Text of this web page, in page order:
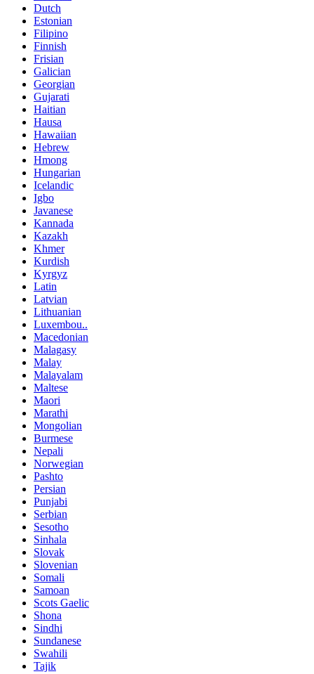
Dutch
Estonian
Filipino
Finnish
Frisian
Galician
Georgian
Gujarati
Haitian
Hausa
Hawaiian
Hebrew
Hmong
Hungarian
Icelandic
Igbo
Javanese
Kannada
Kazakh
Khmer
Kurdish
Kyrgyz
Latin
Latvian
Lithuanian
Luxembou..
Macedonian
Malagasy
Malay
Malayalam
Maltese
Maori
Marathi
Mongolian
Burmese
Nepali
Norwegian
Pashto
Persian
Punjabi
Serbian
Sesotho
Sinhala
Slovak
Slovenian
Somali
Samoan
Scots Gaelic
Shona
Sindhi
Sundanese
Swahili
Tajik